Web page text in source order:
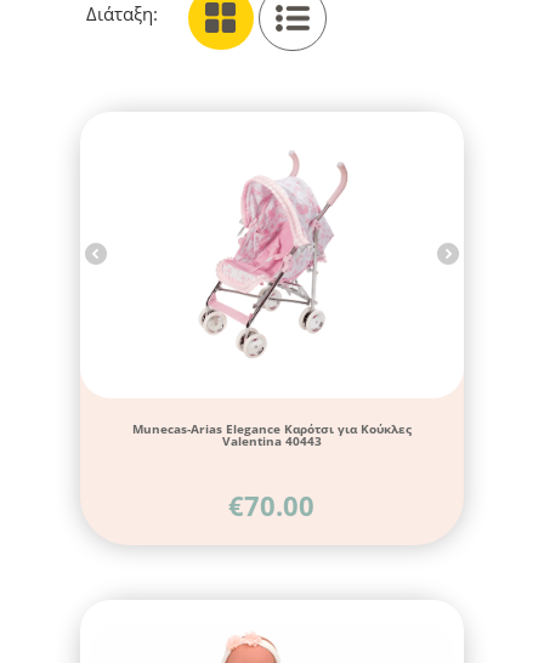
Διάταξη:
Munecas-Arias Elegance Καρότσι για Κούκλες
Valentina 40443
€70.00